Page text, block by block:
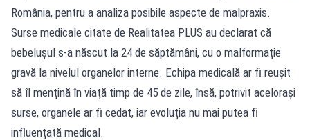
România, pentru a analiza posibile aspecte de malpraxis.
Surse medicale citate de Realitatea PLUS au declarat că
bebelușul s‑a născut la 24 de săptămâni, cu o malformație
gravă la nivelul organelor interne. Echipa medicală ar fi reușit
să îl mențină în viață timp de 45 de zile, însă, potrivit acelorași
surse, organele ar fi cedat, iar evoluția nu mai putea fi
influențată medical.